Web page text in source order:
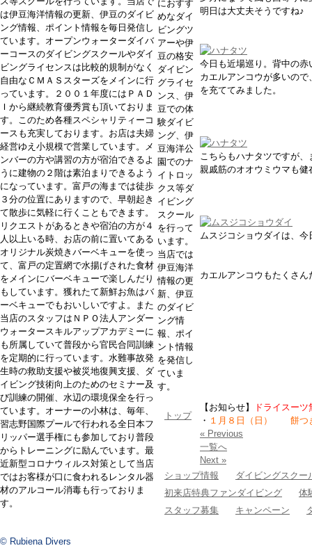
は伊豆海洋情報の更新、伊豆のダイビ
ング情報、ポイント情報を毎日発信し
ています。オープンウォーターダイバ
ーコースのダイビングスクールやダイ
ビングライセンスは比較的規制がなく
自由なＣＭＡＳスターズをメインに行
っています。２００１年度にはＰＡＤ
Ｉから継続教育優秀賞も頂いておりま
す。このため各種スペシャリティーコ
ースも充実しております。お店は夫婦
経営ゆえ小規模で営業しています。メ
ンバーの方や講習の方が宿泊できるよ
うに建物の２階は素泊まりできるよう
になっています。富戸の海までは徒歩
３分の位置にありますので、早朝起き
て散歩に気軽に行くこともできます。
リクエストがあるときや宿泊の方が４
人以上いる時、お店の前に置いてある
オリジナル炭焼きバーベキューを使っ
て、富戸の定置網で水揚げされた食材
をメインにバーベキューで楽しんだり
もしています。獲れたて新鮮お魚はバ
ーベキューでもおいしいですよ。また
当店のスタッフはＮＰＯ法人アンダー
ウォータースキルアップアカデミーに
も所属していて普段から官民合同訓練
を定期的に行っています。水難事故発
生時の救助支援や被災地復興支援、ダ
イビング技術向上のためのセミナー及
び訓練の開催、水辺の環境保全を行っ
ています。オーナーの小林は、毎年、
習志野国際プールで行われる全日本フ
リッパー選手権にも参加しており普段
からトレーニングに励んでいます。最
近新型コロナウィルス対策として当店
ではお客様が口に食われるレンタル器
材のアルコール消毒も行っておりま
す。
明日は大丈夫そうですね♪
今日も近場巡り。背中の
カエルアンコウが多いの
を充ててみました。
こちらもハナタツですが
親戚筋のオオウミウマも健
ムスジコショウダイは、
カエルアンコウもたくさ
【お知らせ】
ドライスー
・ １月８日（日）
餅つ
« Previous
一覧へ
Next »
におすす
めなダイ
ビングツ
アーや伊
豆の格安
ダイビン
グライセ
ンス、伊
豆での体
験ダイビ
ング、伊
豆海洋公
園でのナ
イトロッ
クス等ダ
イビング
スクール
を行って
います。
当店では
伊豆海洋
情報の更
新、伊豆
のダイビ
ング情
報、ポイ
ント情報
を発信し
ていま
す。
トップ
ショップ情報
ダイビングスクー
初来店特典ファンダイビング
体
スタッフ募集
キャンペーン
© Rubiena Divers